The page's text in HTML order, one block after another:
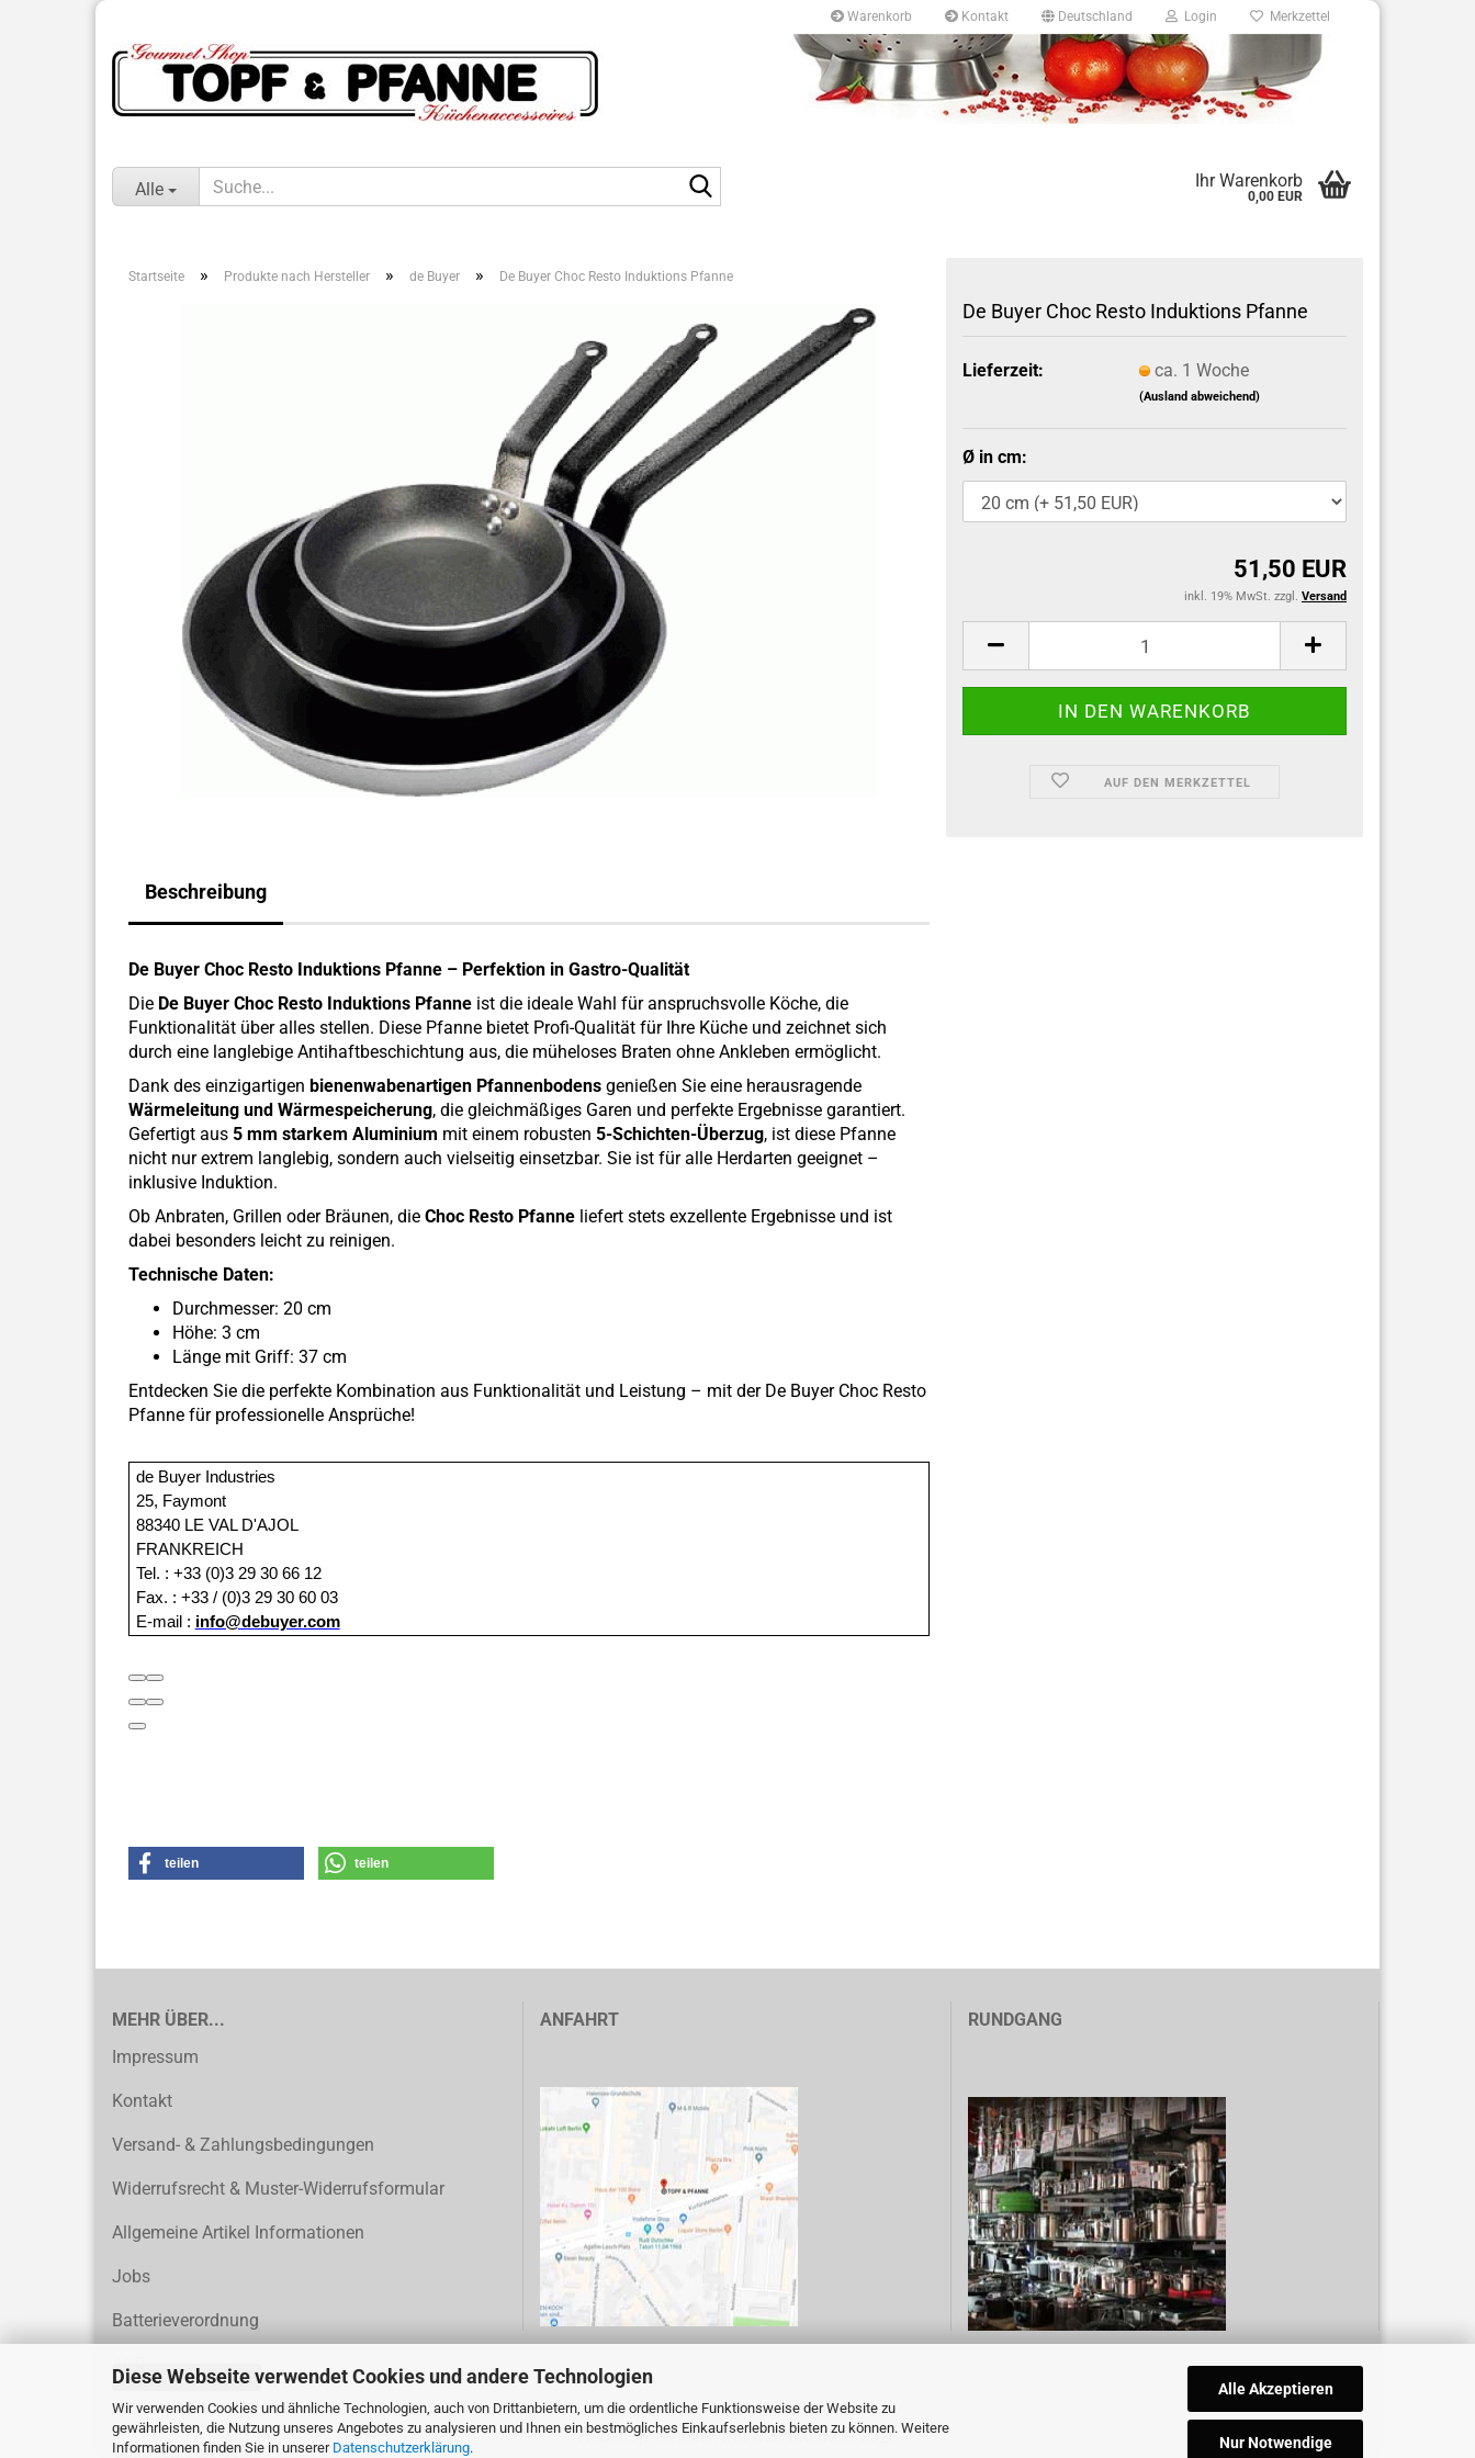
Diese Webseite verwendet Cookies und andere Technologien
Wir verwenden Cookies und ähnliche Technologien, auch von Drittanbietern, um die ordentliche Funktionsweise der Website zu
gewährleisten, die Nutzung unseres Angebotes zu analysieren und Ihnen ein bestmögliches Einkaufserlebnis bieten zu können. Weitere
Informationen finden Sie in unserer Datenschutzerklärung.
Alle Akzeptieren
Nur Notwendige
Warenkorb Kontakt Deutschland Login Merkzettel
Alle Ihr Warenkorb
0,00 EUR
Startseite » Produkte nach Hersteller » de Buyer » De Buyer Choc Resto Induktions Pfanne
De Buyer Choc Resto Induktions Pfanne
Lieferzeit: ca. 1 Woche
(Ausland abweichend)
Ø in cm:
51,50 EUR
inkl. 19% MwSt. zzgl. Versand
AUF DEN MERKZETTEL
Beschreibung
De Buyer Choc Resto Induktions Pfanne – Perfektion in Gastro-Qualität
Die De Buyer Choc Resto Induktions Pfanne ist die ideale Wahl für anspruchsvolle Köche, die
Funktionalität über alles stellen. Diese Pfanne bietet Profi-Qualität für Ihre Küche und zeichnet sich
durch eine langlebige Antihaftbeschichtung aus, die müheloses Braten ohne Ankleben ermöglicht.
Dank des einzigartigen bienenwabenartigen Pfannenbodens genießen Sie eine herausragende
Wärmeleitung und Wärmespeicherung, die gleichmäßiges Garen und perfekte Ergebnisse garantiert.
Gefertigt aus 5 mm starkem Aluminium mit einem robusten 5-Schichten-Überzug, ist diese Pfanne
nicht nur extrem langlebig, sondern auch vielseitig einsetzbar. Sie ist für alle Herdarten geeignet –
inklusive Induktion.
Ob Anbraten, Grillen oder Bräunen, die Choc Resto Pfanne liefert stets exzellente Ergebnisse und ist
dabei besonders leicht zu reinigen.
Technische Daten:
Durchmesser: 20 cm
Höhe: 3 cm
Länge mit Griff: 37 cm
Entdecken Sie die perfekte Kombination aus Funktionalität und Leistung – mit der De Buyer Choc Resto
Pfanne für professionelle Ansprüche!
de Buyer Industries
25, Faymont
88340 LE VAL D'AJOL
FRANKREICH
Tel. : +33 (0)3 29 30 66 12
Fax. : +33 / (0)3 29 30 60 03
E-mail : info@debuyer.com
teilen teilen
MEHR ÜBER...
Impressum
Kontakt
Versand- & Zahlungsbedingungen
Widerrufsrecht & Muster-Widerrufsformular
Allgemeine Artikel Informationen
Jobs
Batterieverordnung
AGB
Privatsphäre und Datenschutz
Callback Service
ANFAHRT RUNDGANG
Vertrag widerrufen
Webshop erstellenmit Gambio.de © 2026